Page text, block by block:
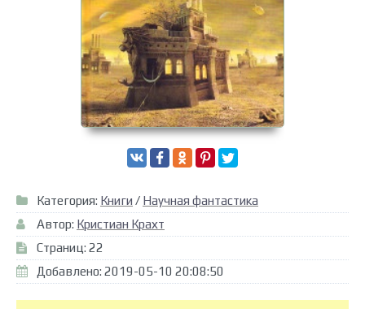
Категория: Книги / Научная фантастика
Автор: Кристиан Крахт
Страниц: 22
Добавлено: 2019-05-10 20:08:50